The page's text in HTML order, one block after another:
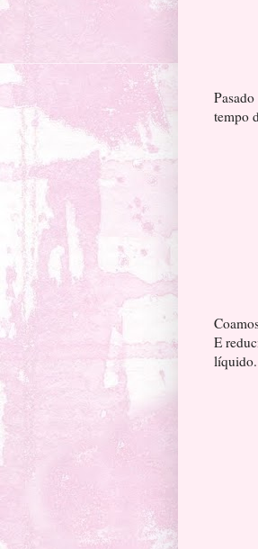
tempo
E
líquido.